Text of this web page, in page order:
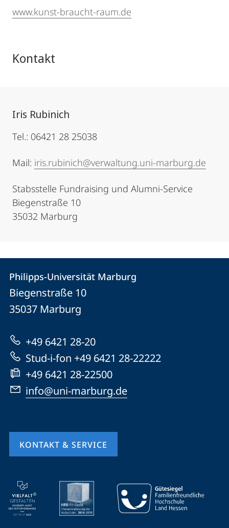
www.kunst-braucht-raum.de
Kontakt
Iris Rubinich
Tel.: 06421 28 25038
Mail: iris.rubinich@verwaltung.uni-marburg.de
Stabsstelle Fundraising und Alumni-Service
Biegenstraße 10
35032 Marburg
Kontakt
und
Informationen
zur
Website
Kontaktinformationen
Philipps-
Universität
Philipps-Universität Marburg
Biegenstraße 10
35037 Marburg
+49 6421 28-20
Stud-i-fon +49 6421 28-22222
+49 6421 28-22500
info@uni-marburg.de
KONTAKT & SERVICE
Mobile-
Service-
Navigation